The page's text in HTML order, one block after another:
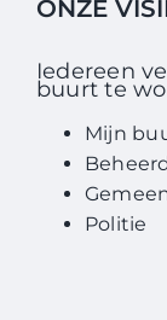
ONZE
Iedereen
buurt te
Mijn
Politie